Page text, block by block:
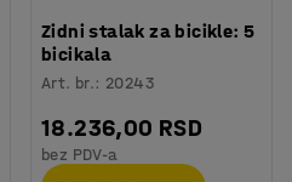
Zidni stalak za bicikle: 5
bicikala
Art. br.: 20243
18.236,00 RSD
bez PDV-a